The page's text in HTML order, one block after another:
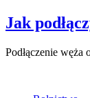
Jak
Podłączenie